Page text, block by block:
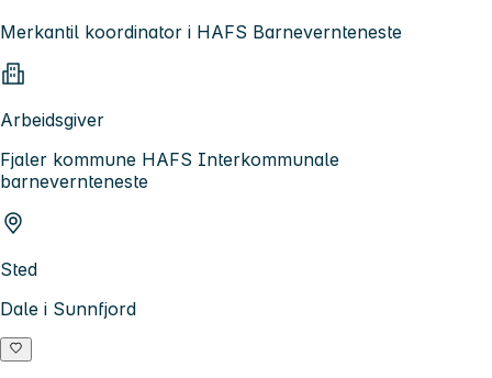
Merkantil koordinator i HAFS Barnevernteneste
Arbeidsgiver
Fjaler kommune HAFS Interkommunale
barnevernteneste
Sted
Dale i Sunnfjord